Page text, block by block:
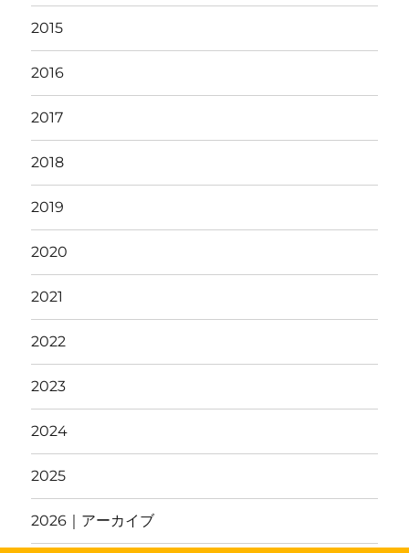
2015
2016
2017
2018
2019
2020
2021
2022
2023
2024
2025
2026｜アーカイブ